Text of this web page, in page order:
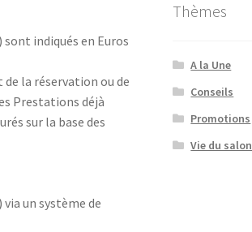
indiqués en Euros
la réservation ou de
Prestations déjà
sur la base des
un système de
Thèmes
A la Une
Conseils
Promotions
Vie du salon